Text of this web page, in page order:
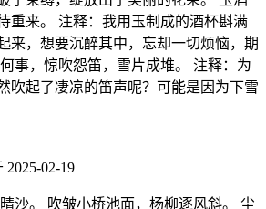
重来。 注释：我用玉制成的酒杯斟满
来，想要沉醉其中，忘却一切烦恼，期
事，惊吹怨笛，雪片成堆。 注释：为
吹起了凄凉的笛声呢？可能是因为下雪
2025-02-19
沙。 吹皱小桥池面，杨柳逐风斜。 尘